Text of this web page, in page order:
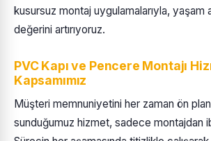
kusursuz montaj uygulamalarıyla, yaşam
değerini artırıyoruz.
PVC Kapı ve Pencere Montajı
Kapsamımız
Müşteri memnuniyetini her zaman ön
sunduğumuz hizmet, sadece montajdan